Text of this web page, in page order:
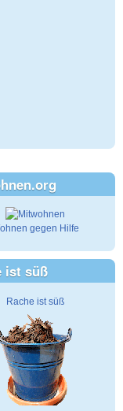
gegen Hilfe
ist süß
Rache ist süß